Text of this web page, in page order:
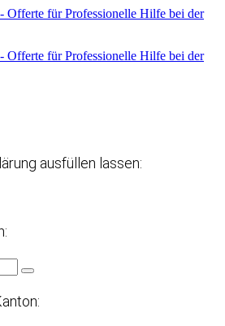
Offerte für Professionelle Hilfe bei der
Offerte für Professionelle Hilfe bei der
ausfüllen lassen: